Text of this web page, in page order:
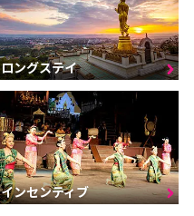
ロングステイ
インセンティブ